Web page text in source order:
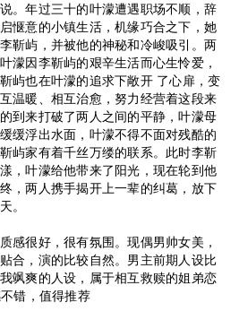
。年过三十的叶濛遭遇职场不顺，辞
惬意的小镇生活，机缘巧合之下，她
靳屿，并被他的神秘和冷峻吸引。两
濛因李靳屿的艰辛生活而心生怜爱，
屿也在叶濛的追求下敞开 了心扉，变
温暖、相互治愈，努力经营着这段来
到来打破了两人之间的平静，叶濛母
缓浮出水面，叶濛不得不面对残酷的
屿家有着千丝万缕的联系。此时李靳
，叶濛给他带来了阳光，现在轮到他
，两人携手揭开上一辈的纠葛，放下
。
感很好，很有氛围。现偶男帅女美，
合，演的比较自然。男主前期人设比
飒爽的人设，属于相互救赎的姐弟恋
错，值得推荐